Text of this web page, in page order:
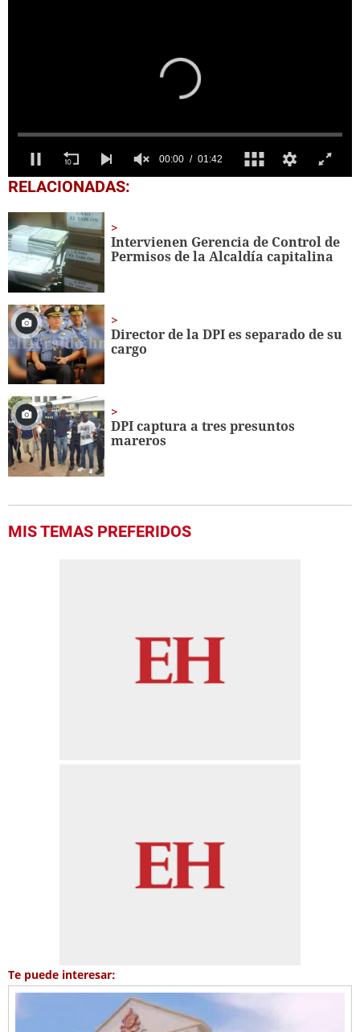
0
seconds
1
minute,
42
seconds
RELACIONADAS:
Intervienen Gerencia de Control de
Permisos de la Alcaldía capitalina
Director de la DPI es separado de su
cargo
DPI captura a tres presuntos
mareros
MIS TEMAS PREFERIDOS
Te puede interesar: